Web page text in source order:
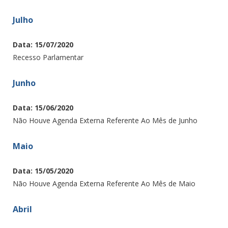
Julho
Data: 15/07/2020
Recesso Parlamentar
Junho
Data: 15/06/2020
Não Houve Agenda Externa Referente Ao Mês de Junho
Maio
Data: 15/05/2020
Não Houve Agenda Externa Referente Ao Mês de Maio
Abril